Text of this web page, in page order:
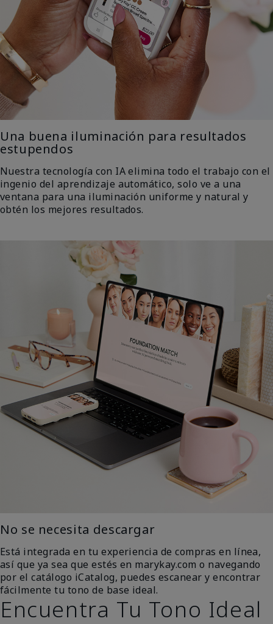
Una buena iluminación para resultados
estupendos
Nuestra tecnología con IA elimina todo el trabajo con el
ingenio del aprendizaje automático, solo ve a una
ventana para una iluminación uniforme y natural y
obtén los mejores resultados.
No se necesita descargar
Está integrada en tu experiencia de compras en línea,
así que ya sea que estés en marykay.com o navegando
por el catálogo iCatalog, puedes escanear y encontrar
fácilmente tu tono de base ideal.
Encuentra Tu Tono Ideal